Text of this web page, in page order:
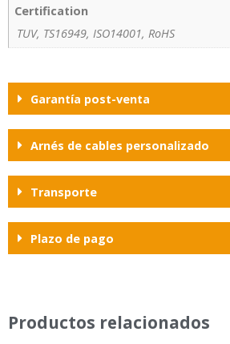
Certification
TUV, TS16949, ISO14001, RoHS
Garantía post-venta
Arnés de cables personalizado
Transporte
Plazo de pago
Productos relacionados